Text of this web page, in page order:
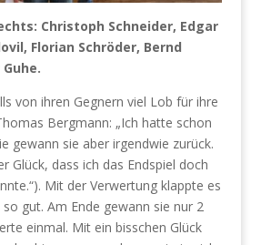
Christoph Schneider, Edgar
Florian Schröder, Bernd
von ihren Gegnern viel Lob für ihre
Bergmann: „Ich hatte schon
gewann sie aber irgendwie zurück.
Glück, dass ich das Endspiel doch
Mit der Verwertung klappte es
gut. Am Ende gewann sie nur 2
einmal. Mit ein bisschen Glück